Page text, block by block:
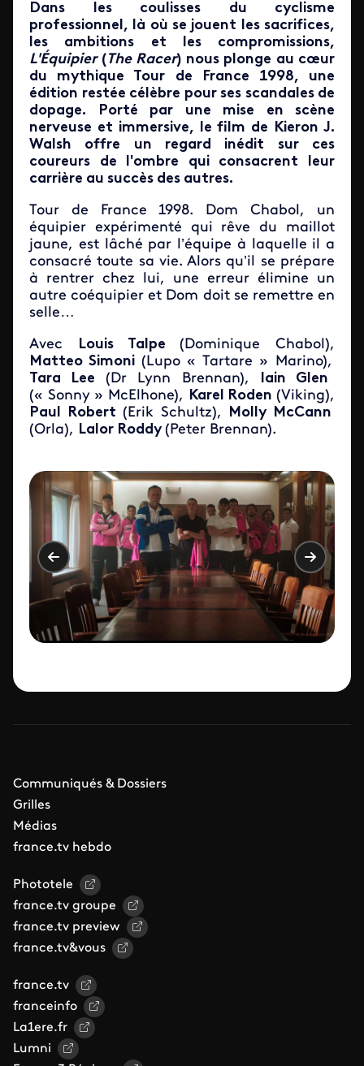
Dans les coulisses du cyclisme
professionnel, là où se jouent les sacrifices,
les ambitions et les compromissions,
L'Équipier(The Racer) nous plonge au cœur
du mythique Tour de France 1998, une
édition restée célèbre pour ses scandales de
dopage. Porté par une mise en scène
nerveuse et immersive, le film de Kieron J.
Walsh offre un regard inédit sur ces
coureurs de l'ombre qui consacrent leur
carrière au succès des autres.
Tour de France 1998. Dom Chabol, un
équipier expérimenté qui rêve du maillot
jaune, est lâché par l’équipe à laquelle il a
consacré toute sa vie. Alors qu’il se prépare
à rentrer chez lui, une erreur élimine un
autre coéquipier et Dom doit se remettre en
selle…
Avec Louis Talpe(Dominique Chabol),
Matteo Simoni (Lupo « Tartare » Marino),
Tara Lee (Dr Lynn Brennan),
Iain Glen
(« Sonny » McElhone), Karel Roden(Viking),
Paul Robert (Erik Schultz), Molly McCann
(Orla), Lalor Roddy(Peter Brennan).
Communiqués & Dossiers
Grilles
Médias
france.tv hebdo
Phototele
france.tv groupe
france.tv preview
france.tv&vous
france.tv
franceinfo
La1ere.fr
Lumni